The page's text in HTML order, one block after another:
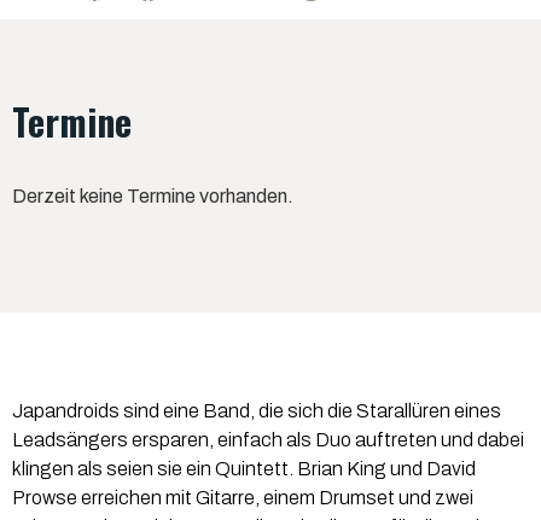
Termine
Derzeit keine Termine vorhanden.
Japandroids sind eine Band, die sich die Starallüren eines
Leadsängers ersparen, einfach als Duo auftreten und dabei
klingen als seien sie ein Quintett. Brian King und David
Prowse erreichen mit Gitarre, einem Drumset und zwei